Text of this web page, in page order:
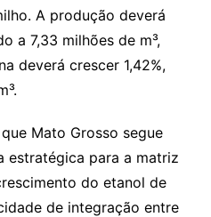
A produção deverá
a 7,33 milhões de m³,
deverá crescer 1,42%,
Mato Grosso segue
estratégica para a matriz
do etanol de
de integração entre